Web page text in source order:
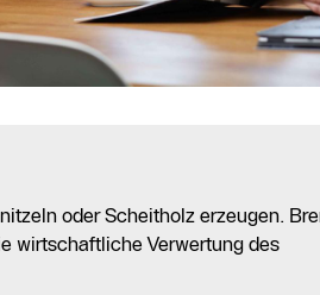
oder Scheitholz erzeugen.
wirtschaftliche Verwertung des